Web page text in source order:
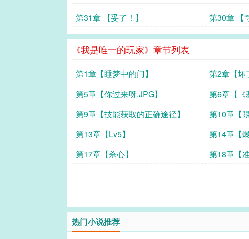
第31章 【妥了！】
第30章 【
证明我有
《我是唯一的玩家》章节列表
第1章【睡梦中的门】 第2章【坏
第5章【你过来呀.JPG】
第6章【《
第9章【技能获取的正确途径】
第10章【
第13章【Lv5】
第14章【
第17章【杀心】
第18章【
热门小说推荐